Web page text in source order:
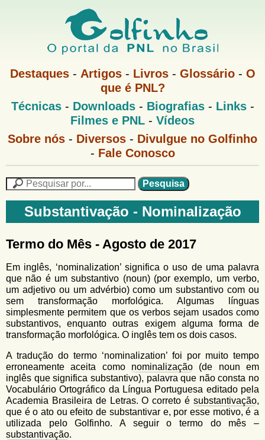
Pular
para
o
principal
G
f
i
n
h
o
M
u
Destaques- Artigos- Livros- Glossário- O
que é PNL?
M
e
P
Técnicas- Downloads- Biografias- Links-
Filmes e PNL - Vídeos
G
n
e
n
u
Sobre nós - Diversos - Divulgue no Golfinho
- Fale Conosco
F
m
u
l
á
r
i
o
d
e
b
u
e
i
s
a
n
o
G
o
l
f
i
n
h
o
Substantivação - Nominalização
Termo do Mês - Agosto de 2017
Em inglês, ‘nominalization’ significa o uso de uma palavra
que não é um substantivo (noun) (por exemplo, um verbo,
um adjetivo ou um advérbio) como um substantivo com ou
sem transformação morfológica. Algumas línguas
simplesmente permitem que os verbos sejam usados como
substantivos, enquanto outras exigem alguma forma de
transformação morfológica. O inglês tem os dois casos.
A tradução do termo ‘nominalization’ foi por muito tempo
erroneamente aceita como nominalização (de noun em
inglês que significa substantivo), palavra que não consta no
Vocabulário Ortográfico da Língua Portuguesa editado pela
Academia Brasileira de Letras. O correto é substantivação,
que é o ato ou efeito de substantivar e, por esse motivo, é a
utilizada pelo Golfinho. A seguir o termo do mês –
substantivação.